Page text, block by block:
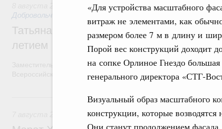
«Для устройства масштабного
витраж не элементами, как
размером более 7 м в длину и
Порой вес конструкций доходит
на сопке Орлиное Гнездо большая
генерального директора «СТГ-
Визуальный образ масштабного
конструкции, которые
Они станут продолжением
Социальные инновации. Некоммерческие
Добровольчество и волонтёрство. Благотворительность
Татьяна Голикова поздравила
летием
Заместитель Председателя Правительства Татьяна Голикова
Всероссийского общественного движения «Волонтёры-
7 августа, пятница
Экономика городов. Городская среда